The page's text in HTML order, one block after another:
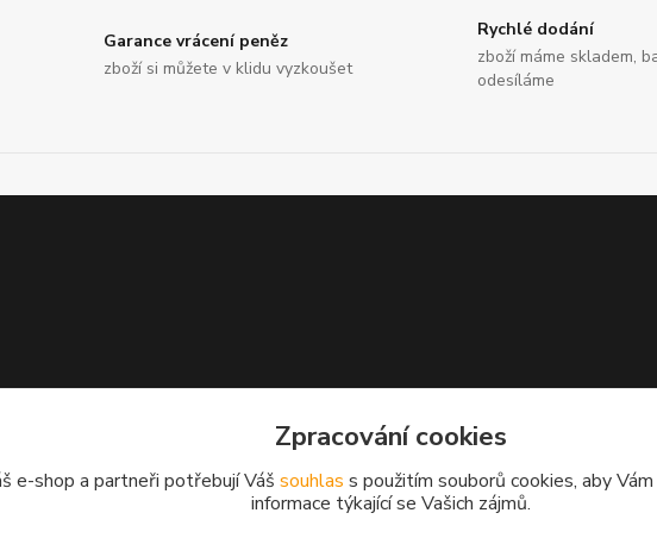
Garance vrácení peněz
zboží si můžete v klidu vyzkoušet
Rychlé dodání
zboží máme skladem,
odesíláme
Zpracování cookies
e-shop a partneři potřebují Váš souhlas s použitím souborů cookies, aby
informace týkající se Vašich zájmů.